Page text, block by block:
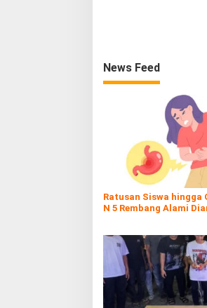
News Feed
Ratusan Siswa hingga
N 5 Rembang Alami